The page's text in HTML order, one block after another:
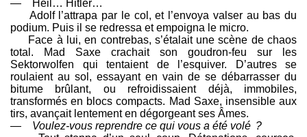
— Heil… Hitler…
Adolf l’attrapa par le col, et l’envoya valser au bas du
podium. Puis il se redressa et empoigna le micro.
Face à lui, en contrebas, s’étalait une scène de chaos
total. Mad Saxe crachait son goudron-feu sur les
Sektorwolfen qui tentaient de l’esquiver. D’autres se
roulaient au sol, essayant en vain de se débarrasser du
bitume brûlant, ou refroidissaient déjà, immobiles,
transformés en blocs compacts. Mad Saxe, insensible aux
tirs, avançait lentement en dégorgeant ses Âmes.
— Voulez-vous reprendre ce qui vous a été volé ?